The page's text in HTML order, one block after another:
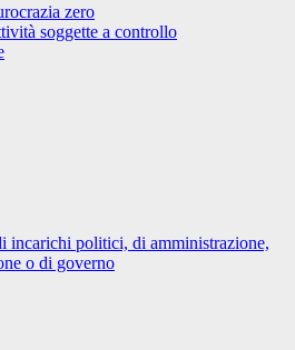
zero
soggette a controllo
incarichi politici, di amministrazione,
o di governo